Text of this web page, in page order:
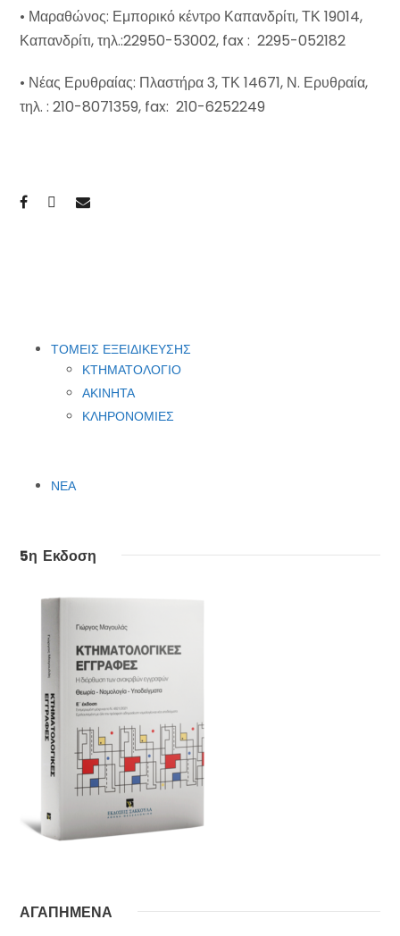
• Μαραθώνος: Εμπορικό κέντρο Καπανδρίτι, ΤΚ 19014,
Καπανδρίτι, τηλ.:22950-53002, fax : 2295-052182
• Νέας Ερυθραίας: Πλαστήρα 3, ΤΚ 14671, Ν. Ερυθραία,
τηλ. : 210-8071359, fax: 210-6252249
ΤΟΜΕΙΣ ΕΞΕΙΔΙΚΕΥΣΗΣ
ΚΤΗΜΑΤΟΛΟΓΙΟ
ΑΚΙΝΗΤΑ
ΚΛΗΡΟΝΟΜΙΕΣ
ΝΕΑ
5η Εκδοση
ΑΓΑΠΗΜΕΝΑ